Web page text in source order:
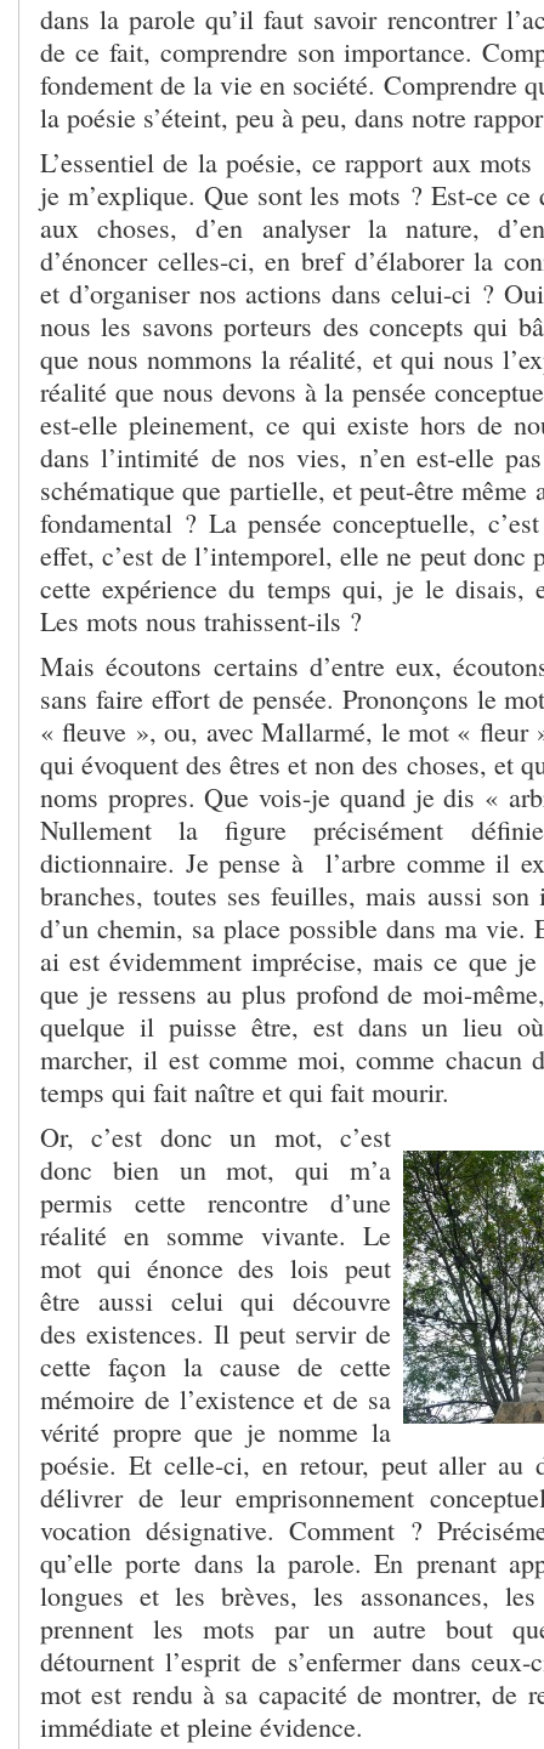
dans la parole qu’il faut savoir rencontrer
de ce fait, comprendre son importance.
fondement de la vie en société. Comprendre
la poésie s’éteint, peu à peu, dans notre
L’essentiel de la poésie, ce rapport aux
je m’explique. Que sont les mots ? Est-ce ce
aux choses, d’en analyser la nature,
d’énoncer celles-ci, en bref d’élaborer la
et d’organiser nos actions dans celui-ci ?
nous les savons porteurs des concepts qui
que nous nommons la réalité, et qui nous
réalité que nous devons à la pensée
est-elle pleinement, ce qui existe hors de
dans l’intimité de nos vies, n’en est-elle
schématique que partielle, et peut-être même
fondamental ? La pensée conceptuelle,
effet, c’est de l’intemporel, elle ne peut donc
cette expérience du temps qui, je le disais,
Les mots nous trahissent-ils ?
Mais écoutons certains d’entre eux,
sans faire effort de pensée. Prononçons le
« fleuve », ou, avec Mallarmé, le mot « fleur
qui évoquent des êtres et non des choses, et
noms propres. Que vois-je quand je dis «
Nullement la figure précisément
dictionnaire. Je pense à l’arbre comme il
branches, toutes ses feuilles, mais aussi
d’un chemin, sa place possible dans ma vie.
ai est évidemment imprécise, mais ce que
que je ressens au plus profond de moi-
quelque il puisse être, est dans un lieu
marcher, il est comme moi, comme
temps qui fait naître et qui fait mourir.
Or, c’est donc un mot, c’est
donc bien un mot, qui m’a
permis cette rencontre d’une
réalité en somme vivante. Le
mot qui énonce des lois peut
être aussi celui qui découvre
des existences. Il peut servir de
cette façon la cause de cette
mémoire de l’existence et de sa
vérité propre que je nomme la
poésie. Et celle-ci, en retour, peut aller au
délivrer de leur emprisonnement
vocation désignative. Comment ?
qu’elle porte dans la parole. En prenant
longues et les brèves, les assonances,
prennent les mots par un autre bout
détournent l’esprit de s’enfermer dans
mot est rendu à sa capacité de montrer, de
immédiate et pleine évidence.